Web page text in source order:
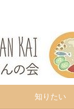
知りたい